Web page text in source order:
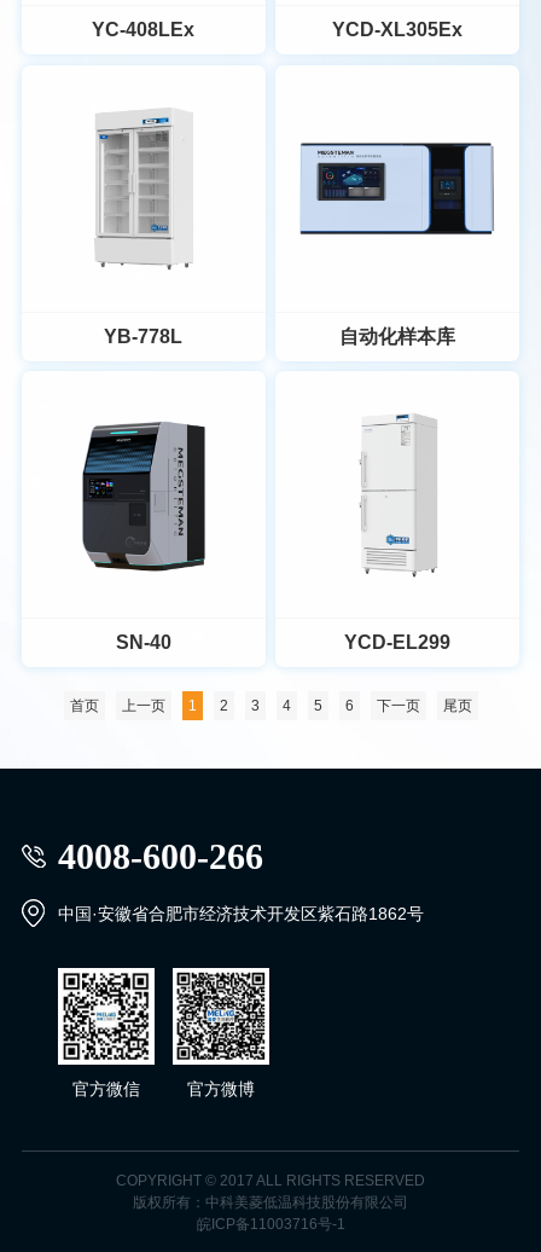
智慧大屏：10.1英寸高性能
智慧大屏：10.1英寸高性能
可调；显示精度0.1度。
制冷系统：深冷混合工质、靶
GWP及ODP值极低。
保温系统：单壳体变密度多次
发泡技术，实现制冷保温双高
效；VIP真空绝热板，锁住冷
气。
安全存储：10种声光报警系统
时、冷凝传感器故障等)，物品
查看详情
获取报价
机，高效制冷、节能静音，噪
声≤40dB。
出1个月，连续可以导出12个
月内的数据，数据为PDF格
式；
查看详情
获取报价
YC-408LEx
YC-408LEx
用于储存易燃、易爆等化学试
剂、实验试剂等。
位的实验场所等。
查看详情
获取报价
YCD-XL305Ex
YCD-XL305Ex
用于储存易燃、易爆等化学试
位的实验场所等。
查看详情
获取报价
YB-778L
YB-778L
温湿双显，产品数据一目了
然；2~8℃药品保存箱
活性护航。
查看详情
自动化样本库
自动化样本库
系统方案 | 提供包含样本前处
理、质控、保存、信息管理在
软件定制 | 软件定制-100%自
设备配套 | 自动化配套建设、
制度、申报流程跟进
查看详情
SN-40
安全样本存取
量出库稳定高效
智能监控，自动补氮，急停，
多渠道报警
获取报价
YCD-EL299
双压缩机双系统，上下间室温
首页 上一页 1 2 3 4 5 6 下一页 尾页
4008-600-266
中国·安徽省合肥市经济技术开发区紫石路1862号
官方微信 官方微博
COPYRIGHT © 2017 ALL RIGHTS RESERVED
版权所有：中科美菱低温科技股份有限公司
皖ICP备11003716号-1